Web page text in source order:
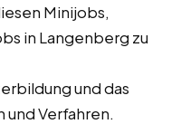
Minijobs,
in Langenberg zu
und das
und Verfahren.